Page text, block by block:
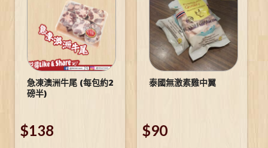
急凍澳洲牛尾 (每包約2
磅半)
$138
泰國無激素雞中翼
$90